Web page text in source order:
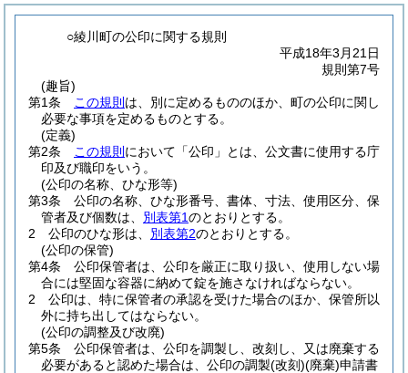
○綾川町の公印に関する規則
平成18年3月21日
規則第7号
(趣旨)
第1条
この規則 は、別に定めるもののほか、町の公印に関し
必要な事項を定めるものとする。
(定義)
第2条
この規則 において「公印」とは、公文書に使用する庁
印及び職印をいう。
(公印の名称、ひな形等)
第3条
公印の名称、ひな形番号、書体、寸法、使用区分、保
管者及び個数は、 別表第1のとおりとする。
2
公印のひな形は、 別表第2のとおりとする。
(公印の保管)
第4条
公印保管者は、公印を厳正に取り扱い、使用しない場
合には堅固な容器に納めて錠を施さなければならない。
2
公印は、特に保管者の承認を受けた場合のほか、保管所以
外に持ち出してはならない。
(公印の調整及び改廃)
第5条
公印保管者は、公印を調製し、改刻し、又は廃棄する
必要があると認めた場合は、公印の調製(改刻)(廃棄)申請書